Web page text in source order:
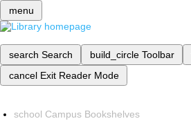
menu
search Search build_circle Toolbar
cancel Exit Reader Mode
school Campus Bookshelves